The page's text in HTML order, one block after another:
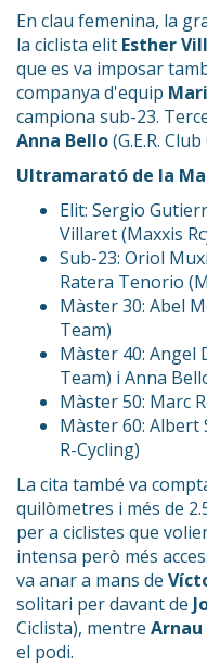
En clau femenina, la
la ciclista elit Esther
que es va imposar
companya d'equip
campiona sub-23.
Anna Bello(G.E.R.
Ultramarató de la
Elit: Sergio
Villaret (Maxxis
Sub-23: Oriol
Ratera Tenorio
Màster 30: Abel
Team)
Màster 40: Angel
Team) i Anna
Màster 50: Marc
Màster 60: Albert
R-Cycling)
La cita també va
quilòmetres i més de
per a ciclistes que
intensa però més
va anar a mans de
solitari per davant de
Ciclista), mentre Arnau
el podi.